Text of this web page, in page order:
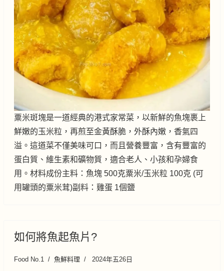
粟米斑塊是一道經典的港式家常菜，以新鮮的魚塊裹上
鮮嫩的玉米粒，再煎至金黃酥脆，外酥內嫩，香氣四
溢。這道菜不僅美味可口，而且營養豐富，含有豐富的
蛋白質、維生素和礦物質，適合老人、小孩和孕婦食
用。材料成份主料：魚塊 500克粟米/玉米粒 100克 (可
用罐頭的粟米茸)副料：雞蛋 1個鹽
如何將魚起魚片?
Food No.1 魚鮮料理 2024年五26日